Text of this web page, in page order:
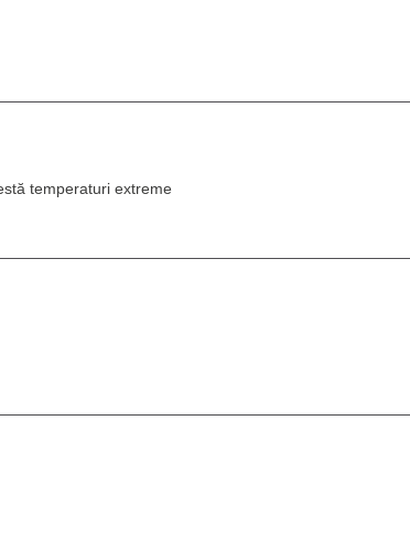
temperaturi extreme